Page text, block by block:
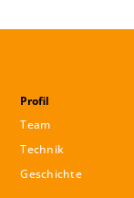
Profil
Team
Technik
Geschichte